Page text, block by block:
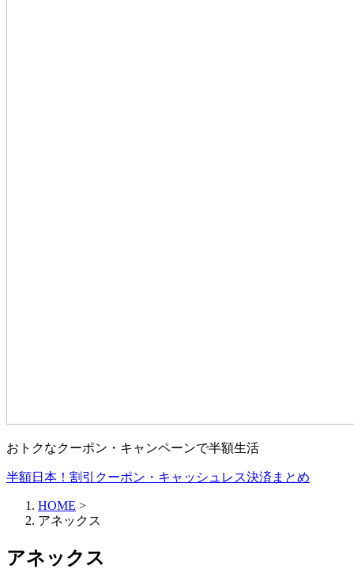
おトクなクーポン・キャンペーンで半額生活
半額日本！割引クーポン・キャッシュレス決済まとめ
HOME >
アネックス
アネックス